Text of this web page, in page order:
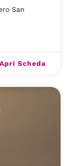
San
Apri Scheda